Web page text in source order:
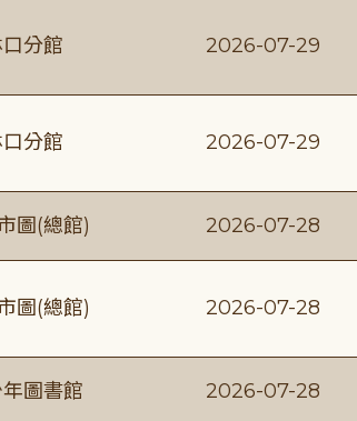
分館 2026-07-29
分館 2026-07-29
圖(總館) 2026-07-28
圖(總館) 2026-07-28
圖書館 2026-07-28